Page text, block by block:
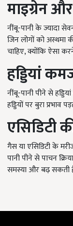
माइग्रेन
नींबू-पानी के ज्यादा
जिन लोगों को अस्थमा
चाहिए, क्योंकि ऐसा
हड्डियां
नींबू-पानी पीने से
हड्डियों पर बुरा प्रभाव
एसिडिटी
गैस या एसिडिटी के
पानी पीने से पाचन
समस्या और बढ़ सकती